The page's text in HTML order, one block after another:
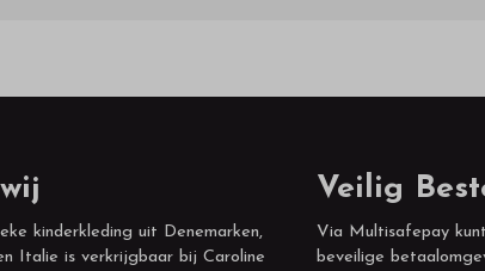
kinderkleding uit Denemarken,
Italie is verkrijgbaar bij Caroline
Veilig
Via Multisafepay
beveilige